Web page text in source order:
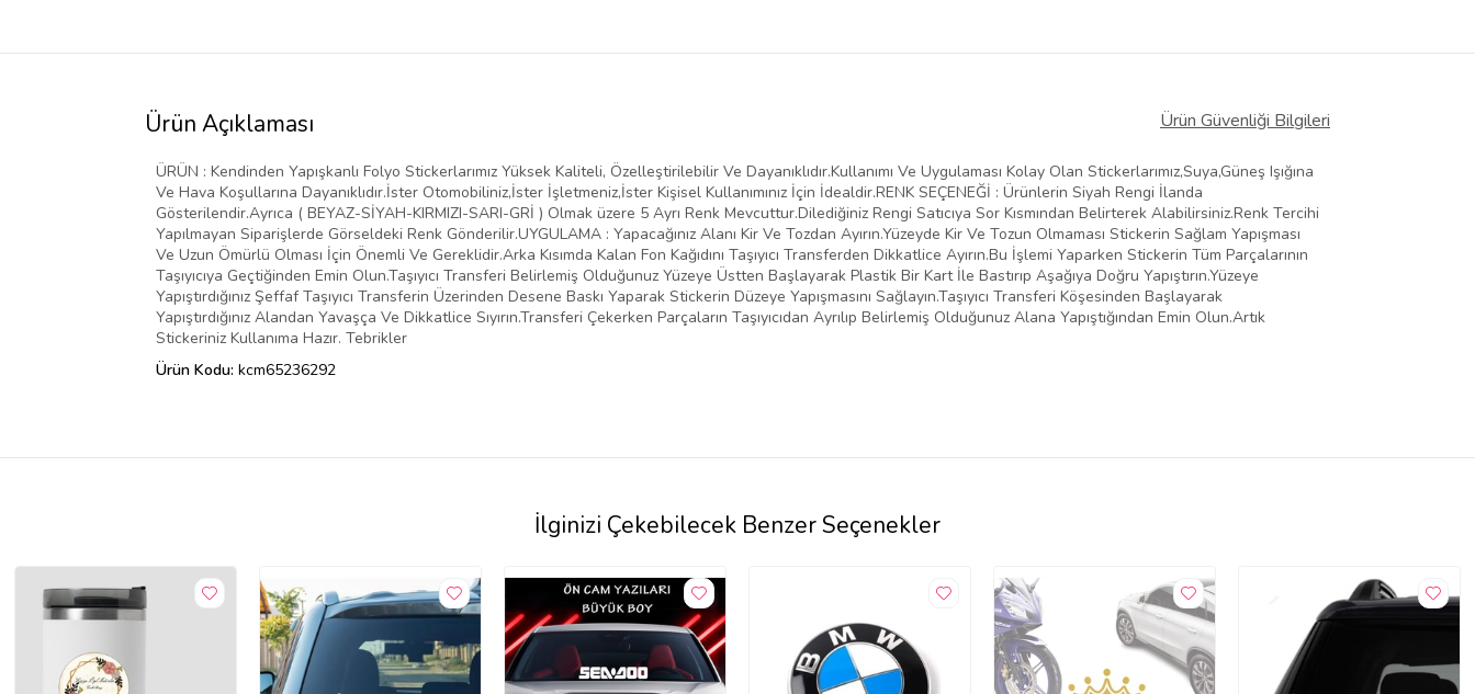
Ürün Açıklaması Ürün Güvenliği Bilgileri
ÜRÜN : Kendinden Yapışkanlı Folyo Stickerlarımız Yüksek Kaliteli, Özelleştirilebilir Ve Dayanıklıdır.Kullanımı Ve Uygulaması Kolay Olan Stickerlarımız,Suya,Güneş Işığına
Ve Hava Koşullarına Dayanıklıdır.İster Otomobiliniz,İster İşletmeniz,İster Kişisel Kullanımınız İçin İdealdir.RENK SEÇENEĞİ : Ürünlerin Siyah Rengi İlanda
Gösterilendir.Ayrıca ( BEYAZ-SİYAH-KIRMIZI-SARI-GRİ ) Olmak üzere 5 Ayrı Renk Mevcuttur.Dilediğiniz Rengi Satıcıya Sor Kısmından Belirterek Alabilirsiniz.Renk Tercihi
Yapılmayan Siparişlerde Görseldeki Renk Gönderilir.UYGULAMA : Yapacağınız Alanı Kir Ve Tozdan Ayırın.Yüzeyde Kir Ve Tozun Olmaması Stickerin Sağlam Yapışması
Ve Uzun Ömürlü Olması İçin Önemli Ve Gereklidir.Arka Kısımda Kalan Fon Kağıdını Taşıyıcı Transferden Dikkatlice Ayırın.Bu İşlemi Yaparken Stickerin Tüm Parçalarının
Taşıyıcıya Geçtiğinden Emin Olun.Taşıyıcı Transferi Belirlemiş Olduğunuz Yüzeye Üstten Başlayarak Plastik Bir Kart İle Bastırıp Aşağıya Doğru Yapıştırın.Yüzeye
Yapıştırdığınız Şeffaf Taşıyıcı Transferin Üzerinden Desene Baskı Yaparak Stickerin Düzeye Yapışmasını Sağlayın.Taşıyıcı Transferi Köşesinden Başlayarak
Yapıştırdığınız Alandan Yavaşça Ve Dikkatlice Sıyırın.Transferi Çekerken Parçaların Taşıyıcıdan Ayrılıp Belirlemiş Olduğunuz Alana Yapıştığından Emin Olun.Artık
Stickeriniz Kullanıma Hazır. Tebrikler
Ürün Kodu: kcm65236292
İlginizi Çekebilecek Benzer Seçenekler